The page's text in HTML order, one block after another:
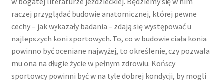
raczej przyglądać budowie anatomicznej, której pewne
cechy – jak wykazały badania – zdają się występować u
najlepszych koni sportowych. To, co w budowie ciała konia
powinno być oceniane najwyżej, to określenie, czy pozwala
mu ona na długie życie w pełnym zdrowiu. Końscy
sportowcy powinni być w na tyle dobrej kondycji, by mogli